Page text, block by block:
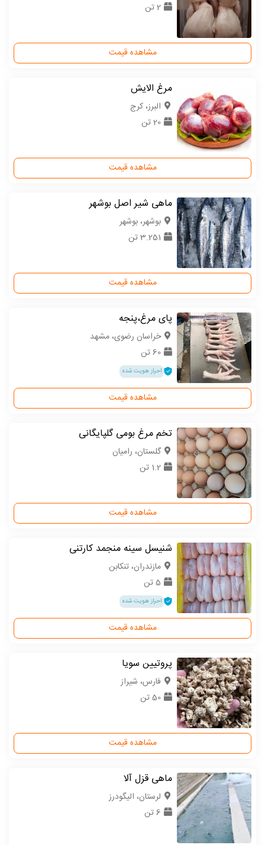
2 تن
مشاهده قیمت
مرغ الایش
البرز، کرج
20 تن
مشاهده قیمت
ماهی شیر اصل بوشهر
بوشهر، بوشهر
3.251 تن
مشاهده قیمت
پای مرغ،پنجه
خراسان رضوی، مشهد
60 تن
احراز هویت شده
مشاهده قیمت
تخم مرغ بومی گلپایگانی
گلستان، رامیان
1.2 تن
مشاهده قیمت
شنیسل سینه منجمد کارتنی
مازندران، تنکابن
5 تن
احراز هویت شده
مشاهده قیمت
پروتیین سویا
فارس، شیراز
50 تن
مشاهده قیمت
ماهی قزل آلا
لرستان، الیگودرز
6 تن